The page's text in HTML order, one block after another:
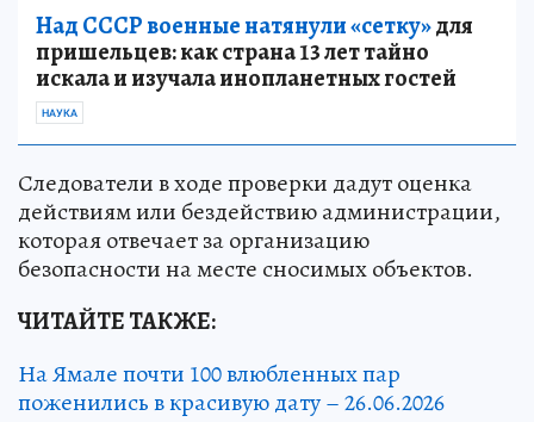
Над СССР военные натянули «сетку»для
пришельцев: как страна 13 лет тайно
искала и изучала инопланетных гостей
НАУКА
Следователи в ходе проверки дадут оценка
действиям или бездействию администрации,
которая отвечает за организацию
безопасности на месте сносимых объектов.
ЧИТАЙТЕ ТАКЖЕ:
На Ямале почти 100 влюбленных пар
поженились в красивую дату – 26.06.2026